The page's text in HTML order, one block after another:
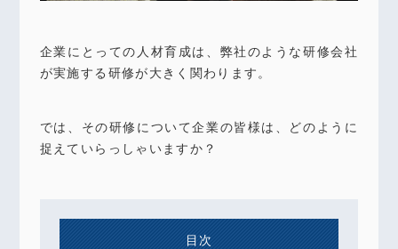
企業にとっての人材育成は、弊社のような研修会社
が実施する研修が大きく関わります。
では、その研修について企業の皆様は、どのように
捉えていらっしゃいますか？
目次